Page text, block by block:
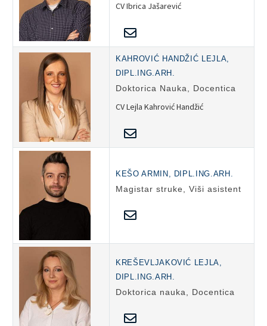
CV Ibrica Jašarević
KAHROVIĆ HANDŽIĆ LEJLA,
DIPL.ING.ARH.
Doktorica Nauka, Docentica
CV Lejla Kahrović Handžić
KEŠO ARMIN, DIPL.ING.ARH.
Magistar struke, Viši asistent
KREŠEVLJAKOVIĆ LEJLA,
DIPL.ING.ARH.
Doktorica nauka, Docentica